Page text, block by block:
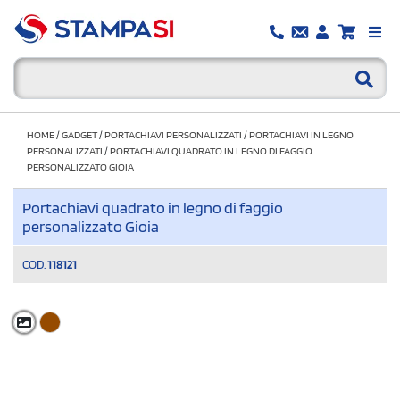
HOME/GADGET/PORTACHIAVI PERSONALIZZATI /PORTACHIAVI IN LEGNO
PERSONALIZZATI /PORTACHIAVI QUADRATO IN LEGNO DI FAGGIO
PERSONALIZZATO GIOIA
Portachiavi quadrato in legno di faggio
personalizzato Gioia
COD. 118121